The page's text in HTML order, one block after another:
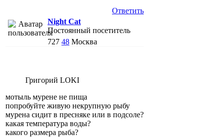
Ответить
Night Cat
Постоянный посетитель
727 48 Москва
Григорий LOKI
мотыль мурене не пища
попробуйте живую некрупную рыбу
мурена сидит в пресняке или в подсоле?
какая температура воды?
какого размера рыба?